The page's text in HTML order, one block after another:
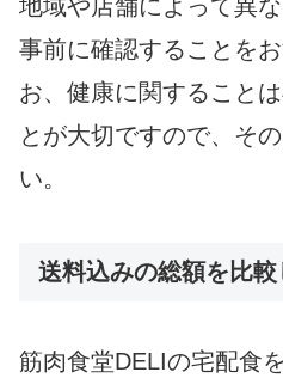
地域や店舗によって異
事前に確認することを
お、健康に関すること
とが大切ですので、そ
い。
送料込みの総額を比
筋肉食堂DELIの宅配食